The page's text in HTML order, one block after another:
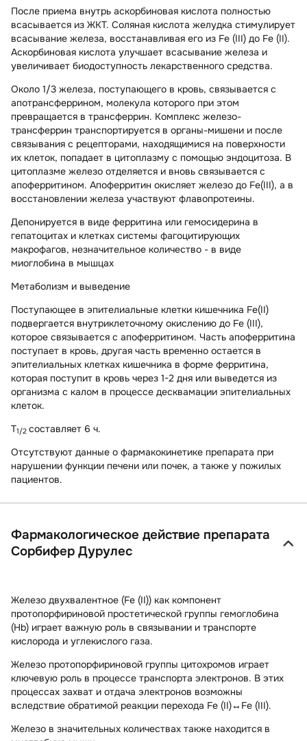
После приема внутрь аскорбиновая кислота полностью
всасывается из ЖКТ. Соляная кислота желудка стимулирует
всасывание железа, восстанавливая его из Fe (III) до Fe (II).
Аскорбиновая кислота улучшает всасывание железа и
увеличивает биодоступность лекарственного средства.
Около 1/3 железа, поступающего в кровь, связывается с
апотрансферрином, молекула которого при этом
превращается в трансферрин. Комплекс железо-
трансферрин транспортируется в органы-мишени и после
связывания с рецепторами, находящимися на поверхности
их клеток, попадает в цитоплазму с помощью эндоцитоза. В
цитоплазме железо отделяется и вновь связывается с
апоферритином. Апоферритин окисляет железо до Fe(III), а в
восстановлении железа участвуют флавопротеины.
Депонируется в виде ферритина или гемосидерина в
гепатоцитах и клетках системы фагоцитирующих
макрофагов, незначительное количество - в виде
миоглобина в мышцах
Метаболизм и выведение
Поступающее в эпителиальные клетки кишечника Fe(II)
подвергается внутриклеточному окислению до Fe (III),
которое связывается с апоферритином. Часть апоферритина
поступает в кровь, другая часть временно остается в
эпителиальных клетках кишечника в форме ферритина,
которая поступит в кровь через 1-2 дня или выведется из
организма с калом в процессе десквамации эпителиальных
клеток.
T1/2 составляет 6 ч.
Отсутствуют данные о фармакокинетике препарата при
нарушении функции печени или почек, а также у пожилых
пациентов.
Фармакологическое действие препарата
Сорбифер Дурулес
Железо двухвалентное (Fe (II)) как компонент
протопорфириновой простетической группы гемоглобина
(Hb) играет важную роль в связывании и транспорте
кислорода и углекислого газа.
Железо протопорфириновой группы цитохромов играет
ключевую роль в процессе транспорта электронов. В этих
процессах захват и отдача электронов возможны
вследствие обратимой реакции перехода Fe (II)↔Fe (III).
Железо в значительных количествах также находится в